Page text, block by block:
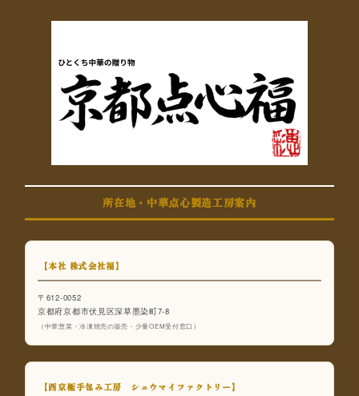
所在地・中華点心製造工房案内
【本社 株式会社福】
〒612-0052
京都府京都市伏見区深草墨染町7-8
（中華惣菜・冷凍焼売の販売・少量OEM受付窓口）
【西京極手包み工房 シュウマイファクトリー】